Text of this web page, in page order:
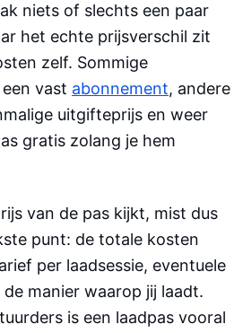
niets of slechts een paar
het echte prijsverschil zit
zelf. Sommige
vast abonnement, andere
uitgifteprijs en weer
gratis zolang je hem
van de pas kijkt, mist dus
punt: de totale kosten
per laadsessie, eventuele
manier waarop jij laadt.
is een laadpas vooral